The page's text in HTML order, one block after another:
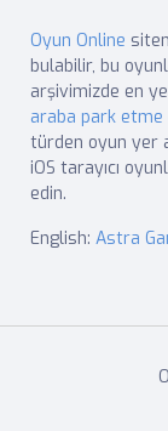
Oyun Online
bulabilir, bu
arşivimizde en
araba park etme
türden oyun yer
iOS tarayıcı
edin.
English: Astra